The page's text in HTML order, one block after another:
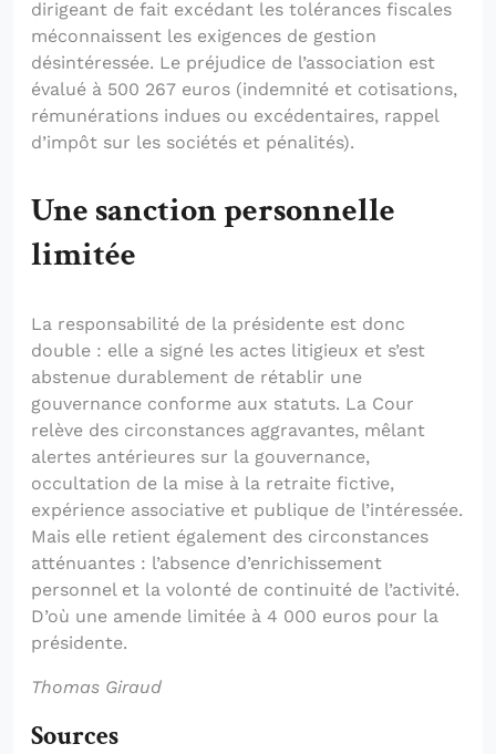
dirigeant de fait excédant les tolérances fiscales
méconnaissent les exigences de gestion
désintéressée. Le préjudice de l’association est
évalué à 500 267 euros (indemnité et cotisations,
rémunérations indues ou excédentaires, rappel
d’impôt sur les sociétés et pénalités).
Une sanction personnelle
limitée
La responsabilité de la présidente est donc
double : elle a signé les actes litigieux et s’est
abstenue durablement de rétablir une
gouvernance conforme aux statuts. La Cour
relève des circonstances aggravantes, mêlant
alertes antérieures sur la gouvernance,
occultation de la mise à la retraite fictive,
expérience associative et publique de l’intéressée.
Mais elle retient également des circonstances
atténuantes : l’absence d’enrichissement
personnel et la volonté de continuité de l’activité.
D’où une amende limitée à 4 000 euros pour la
présidente.
Thomas Giraud
Sources